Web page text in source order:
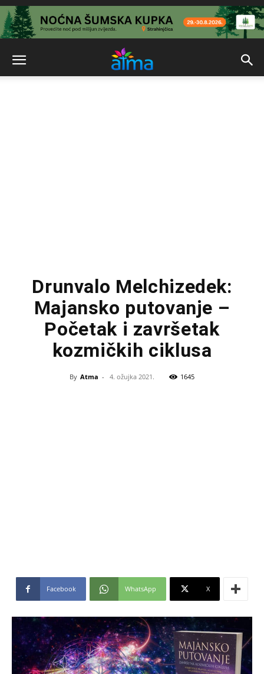
Drunvalo Melchizedek:
Majansko putovanje –
Početak i završetak
kozmičkih ciklusa
By Atma - 4. ožujka 2021. 1645
Facebook WhatsApp X